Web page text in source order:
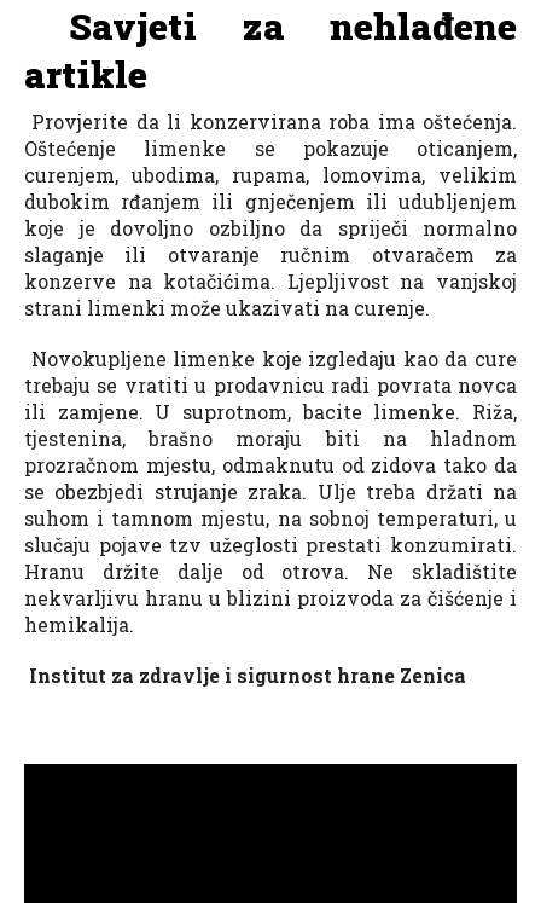
Savjeti za nehlađene
artikle
Provjerite da li konzervirana roba ima oštećenja.
Oštećenje limenke se pokazuje oticanjem,
curenjem, ubodima, rupama, lomovima, velikim
dubokim rđanjem ili gnječenjem ili udubljenjem
koje je dovoljno ozbiljno da spriječi normalno
slaganje ili otvaranje ručnim otvaračem za
konzerve na kotačićima. Ljepljivost na vanjskoj
strani limenki može ukazivati na curenje.
Novokupljene limenke koje izgledaju kao da cure
trebaju se vratiti u prodavnicu radi povrata novca
ili zamjene. U suprotnom, bacite limenke. Riža,
tjestenina, brašno moraju biti na hladnom
prozračnom mjestu, odmaknutu od zidova tako da
se obezbjedi strujanje zraka. Ulje treba držati na
suhom i tamnom mjestu, na sobnoj temperaturi, u
slučaju pojave tzv užeglosti prestati konzumirati.
Hranu držite dalje od otrova. Ne skladištite
nekvarljivu hranu u blizini proizvoda za čišćenje i
hemikalija.
Institut za zdravlje i sigurnost hrane Zenica